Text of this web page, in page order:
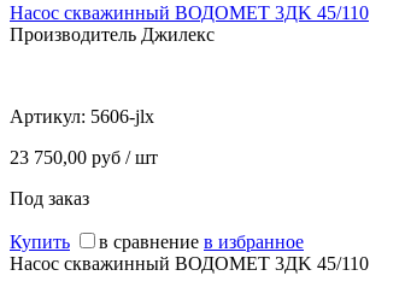
Насос скважинный ВОДОМЕТ 3ДK 45/110
Производитель Джилекс
Артикул: 5606-jlx
23 750,00 руб / шт
Под заказ
Купить в сравнение в избранное
Насос скважинный ВОДОМЕТ 3ДK 45/110